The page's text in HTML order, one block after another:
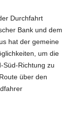
Durchfahrt
Bank und dem
hat der gemeine
um die
Süd-Richtung zu
über den